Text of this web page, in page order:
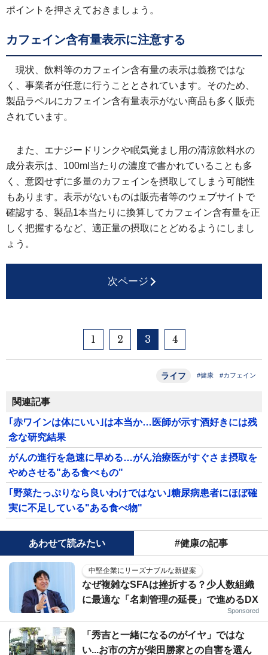
ポイントを押さえておきましょう。
カフェイン含有量表示に注意する
現状、飲料等のカフェイン含有量の表示は義務ではな
く、事業者が任意に行うこととされています。そのため、
製品ラベルにカフェイン含有量表示がない商品も多く販売
されています。
また、エナジードリンクや眠気覚まし用の清涼飲料水の
成分表示は、100ml当たりの濃度で書かれていることも多
く、意図せずに多量のカフェインを摂取してしまう可能性
もあります。表示がないものは販売者等のウェブサイトで
確認する、製品1本当たりに換算してカフェイン含有量を正
しく把握するなど、適正量の摂取にとどめるようにしまし
ょう。
次ページ
1 2 3 4
ライフ #健康 #カフェイン
関連記事
｢赤ワインは体にいい｣は本当か…医師が示す酒好きには残
念な研究結果
がんの進行を急速に早める…がん治療医がすぐさま摂取を
やめさせる"ある食べもの"
｢野菜たっぷりなら良いわけではない｣糖尿病患者にほぼ確
実に不足している"ある食べ物"
あわせて読みたい #健康の記事
中堅企業にリーズナブルな新提案
なぜ複雑なSFAは挫折する？少人数組織
に最適な「名刺管理の延長」で進めるDX
Sponsored
「秀吉と一緒になるのがイヤ」ではな
い...お市の方が柴田勝家との自害を選ん